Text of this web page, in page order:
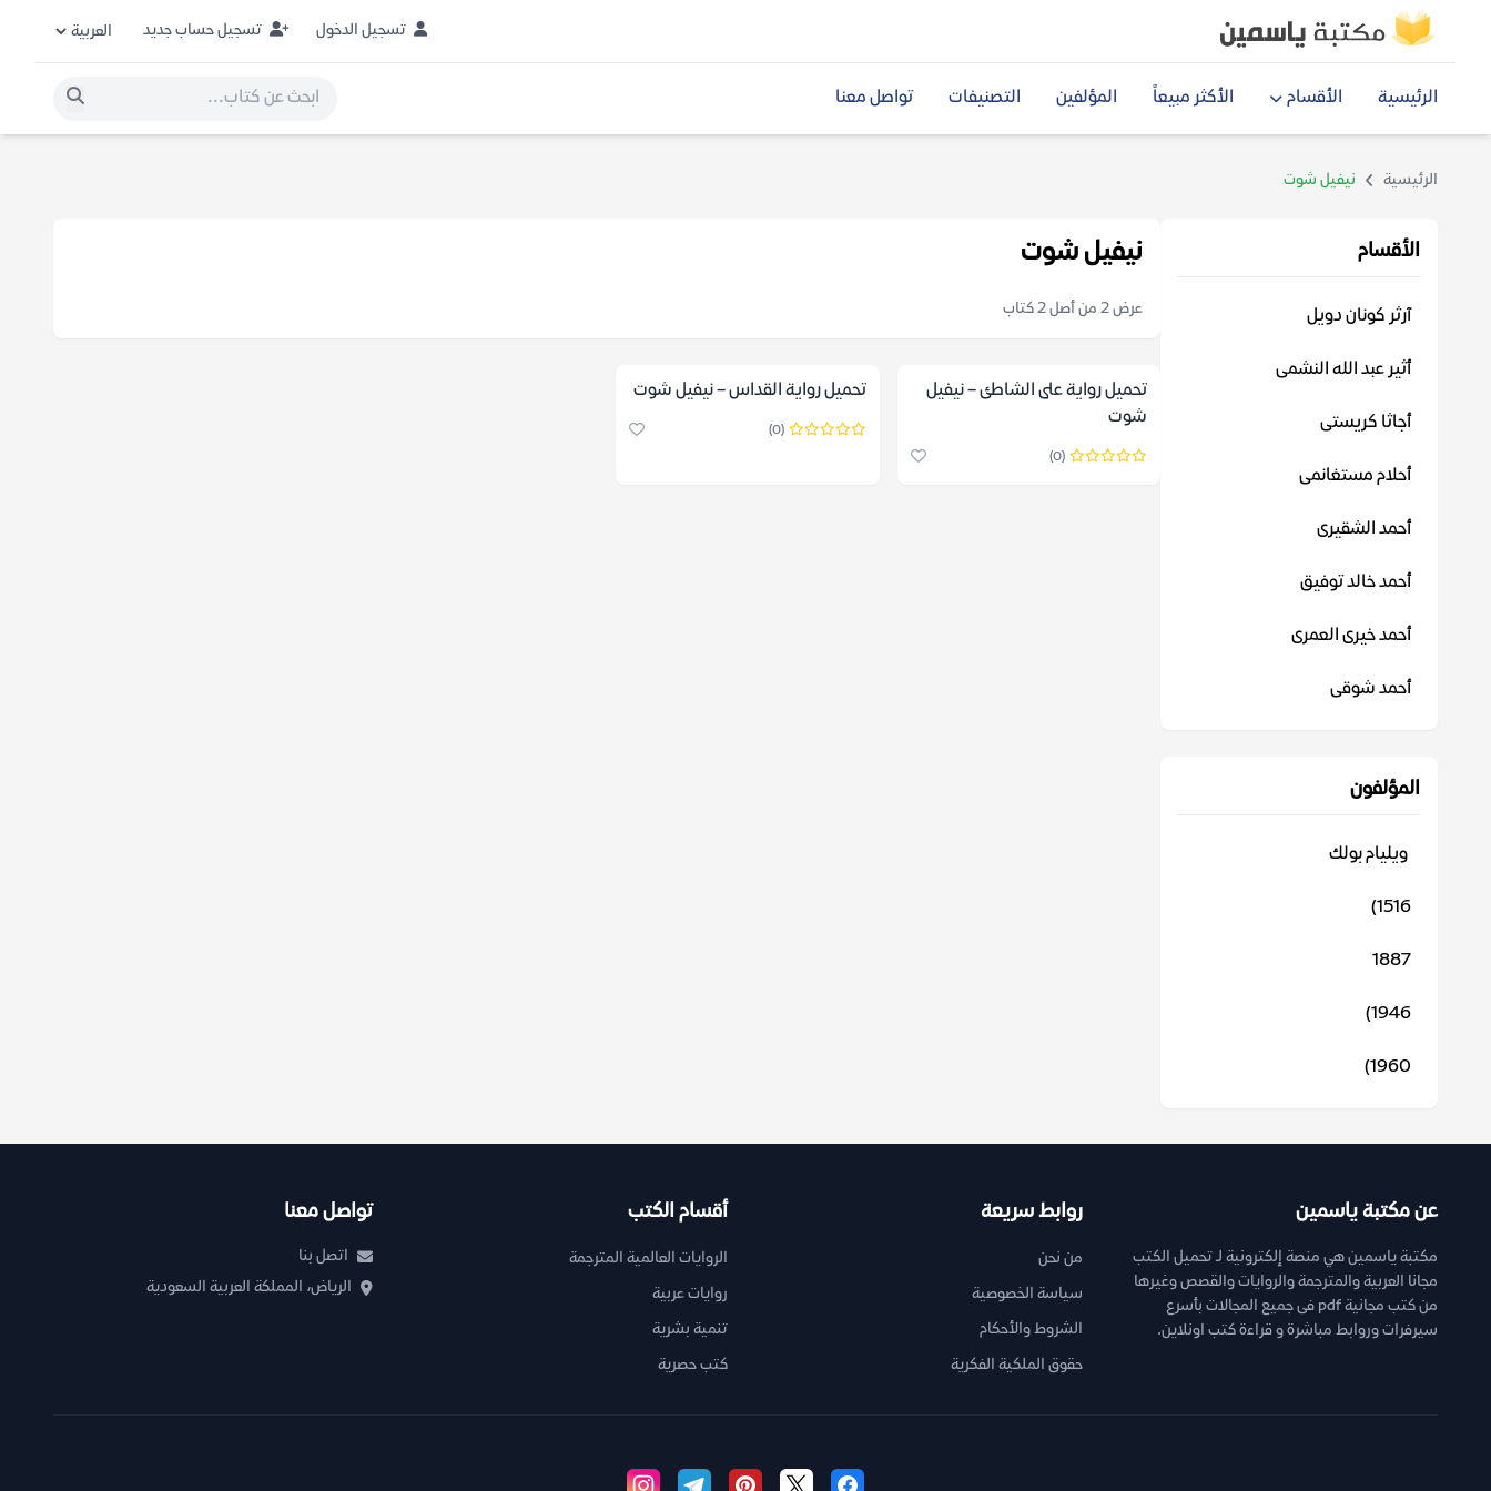
تسجيل الدخول تسجيل حساب جديد
الرئيسية الأقسام الأكثر مبيعاً المؤلفين التصنيفات تواصل معنا
الرئيسية نيفيل شوت
الأقسام
آرثر كونان دويل
أثير عبد الله النشمى
أجاثا كريستى
أحلام مستغانمى
أحمد الشقيرى
أحمد خالد توفيق
أحمد خيرى العمرى
أحمد شوقى
المؤلفون
‬ ويليام بولك
1516)
1887
1946)
1960)
نيفيل شوت
عرض 2 من أصل 2 كتاب
تحميل رواية على الشاطئ – نيفيل
شوت
(0)
تحميل رواية القداس – نيفيل شوت
(0)
عن مكتبة ياسمين
مكتبة ياسمين هي منصة إلكترونية لـ تحميل الكتب
مجانا العربية والمترجمة والروايات والقصص وغيرها
من كتب مجانية pdf فى جميع المجالات بأسرع
سيرفرات وروابط مباشرة و قراءة كتب اونلاين.
روابط سريعة
من نحن
سياسة الخصوصية
الشروط والأحكام
حقوق الملكية الفكرية
أقسام الكتب
الروايات العالمية المترجمة
روايات عربية
تنمية بشرية
كتب حصرية
تواصل معنا
اتصل بنا
الرياض، المملكة العربية السعودية